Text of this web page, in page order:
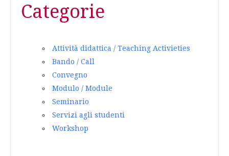
Categorie
Attività didattica / Teaching Activieties
Bando / Call
Convegno
Modulo / Module
Seminario
Servizi agli studenti
Workshop